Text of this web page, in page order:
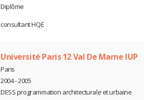
Diplôme
consultant HQE
Université Paris 12 Val De Marne IUP
Paris
2004 - 2005
DESS programmation architecturale et urbaine